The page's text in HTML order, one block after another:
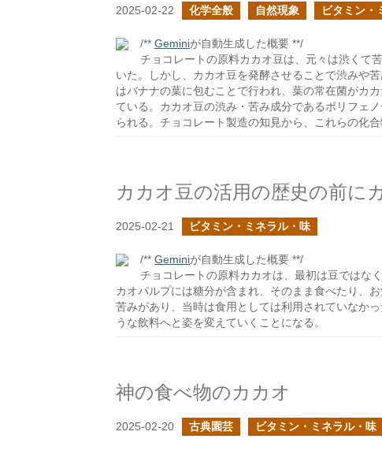
2025-02-22 化学全般 自然現象 ビタミン・
/** Geminiが自動生成した概要 **/
チョコレートの原料カカオ豆は、元々は渋くて
いた。しかし、カカオ豆を発酵させることで渋みや
はバナナの葉に包むことで行われ、葉の常在菌がカ
ている。カカオ豆の渋み・苦み成分であるポリフェ
られる。チョコレート製造の知見から、これらの化
2025-02-21 ビタミン・ミネラル・味
/** Geminiが自動生成した概要 **/
チョコレートの原料カカオは、最初は豆ではな
カオパルプには糖分が含まれ、そのまま食べたり、
苦みがあり、当時は食用としては利用されていなか
うな飲料へと姿を変えていくことになる。
神の食べ物のカカオ
2025-02-20 古典園芸 ビタミン・ミネラル・味